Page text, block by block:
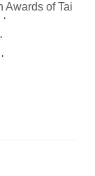
Awards of Tai